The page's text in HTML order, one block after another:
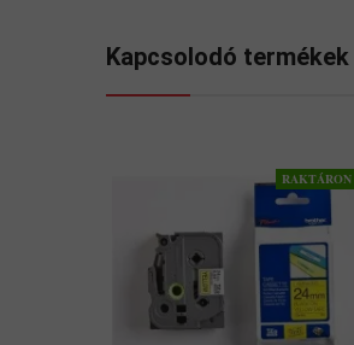
Kapcsolodó termékek
RAKTÁRON